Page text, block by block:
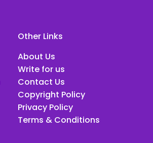
Other Links
About Us
Write for us
Contact Us
Copyright Policy
Privacy Policy
Terms & Conditions